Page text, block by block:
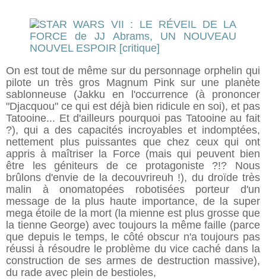
On est tout de même sur du personnage orphelin qui
pilote un très gros Magnum Pink sur une planète
sablonneuse (Jakku en l'occurrence (à prononcer
"Djacquou" ce qui est déjà bien ridicule en soi), et pas
Tatooine... Et d'ailleurs pourquoi pas Tatooine au fait
?), qui a des capacités incroyables et indomptées,
nettement plus puissantes que chez ceux qui ont
appris à maîtriser la Force (mais qui peuvent bien
être les géniteurs de ce protagoniste ?!? Nous
brûlons d'envie de la decouvrireuh !), du droïde très
malin à onomatopées robotisées porteur d'un
message de la plus haute importance, de la super
mega étoile de la mort (la mienne est plus grosse que
la tienne George) avec toujours la même faille (parce
que depuis le temps, le côté obscur n'a toujours pas
réussi à résoudre le problème du vice caché dans la
construction de ses armes de destruction massive),
du rade avec plein de bestioles,